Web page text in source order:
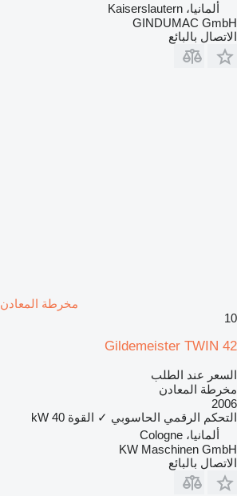
ألمانيا، Kaiserslautern
GINDUMAC GmbH
الاتصال بالبائع
مخرطة المعادن Gildemeister TWIN 42
10
Gildemeister TWIN 42
السعر عند الطلب
مخرطة المعادن
2006
التحكم الرقمي الحاسوبي ✓ القوة 40 kW
ألمانيا، Cologne
KW Maschinen GmbH
الاتصال بالبائع